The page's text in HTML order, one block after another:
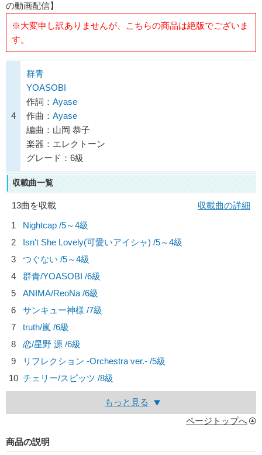
の動画配信】
※大変申し訳ありませんが、こちらの商品は絶版でございま
す。
4
群青
YOASOBI
作詞： Ayase
作曲： Ayase
編曲：山岡 恭子
楽器：エレクトーン
グレード：6級
収載曲一覧
13曲を収載
収載曲の詳細
1
Nightcap /5～4級
2
Isn't She Lovely(可愛いアイシャ) /5～4級
3
つぐない /5～4級
4
群青/YOASOBI /6級
5
ANIMA/ReoNa /6級
6
サンキュー神様 /7級
7
truth/嵐 /6級
8
恋/星野 源 /6級
9
リフレクション -Orchestra ver.- /5級
10 チェリー/スピッツ /8級
もっと見る
ページトップへ
商品の説明